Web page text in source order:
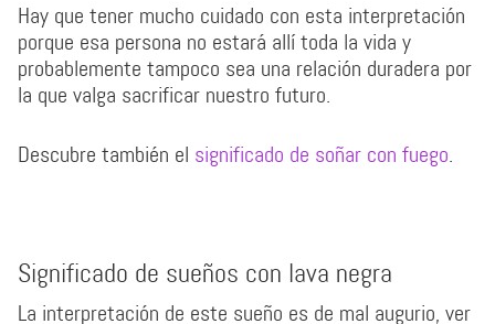
Hay que tener mucho cuidado con esta interpretación
porque esa persona no estará allí toda la vida y
probablemente tampoco sea una relación duradera por
la que valga sacrificar nuestro futuro.
Descubre también el significado de soñar con fuego.
Significado de sueños con lava negra
La interpretación de este sueño es de mal augurio, ver